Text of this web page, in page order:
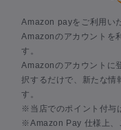
Amazon payをご利用い
Amazonのアカウントを
す。
Amazonのアカウントに
択するだけで、新たな情
す。
※当店でのポイント付与
※Amazon Pay 仕様上、